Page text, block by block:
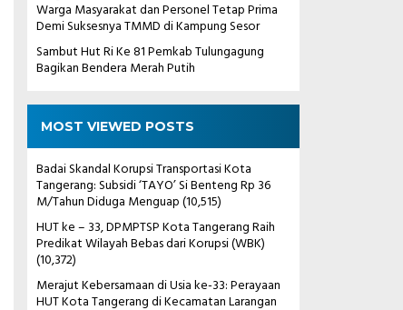
Warga Masyarakat dan Personel Tetap Prima
Demi Suksesnya TMMD di Kampung Sesor
Sambut Hut Ri Ke 81 Pemkab Tulungagung
Bagikan Bendera Merah Putih
MOST VIEWED POSTS
Badai Skandal Korupsi Transportasi Kota
Tangerang: Subsidi ‘TAYO’ Si Benteng Rp 36
M/Tahun Diduga Menguap(10,515)
HUT ke – 33, DPMPTSP Kota Tangerang Raih
Predikat Wilayah Bebas dari Korupsi (WBK)
(10,372)
Merajut Kebersamaan di Usia ke-33: Perayaan
HUT Kota Tangerang di Kecamatan Larangan